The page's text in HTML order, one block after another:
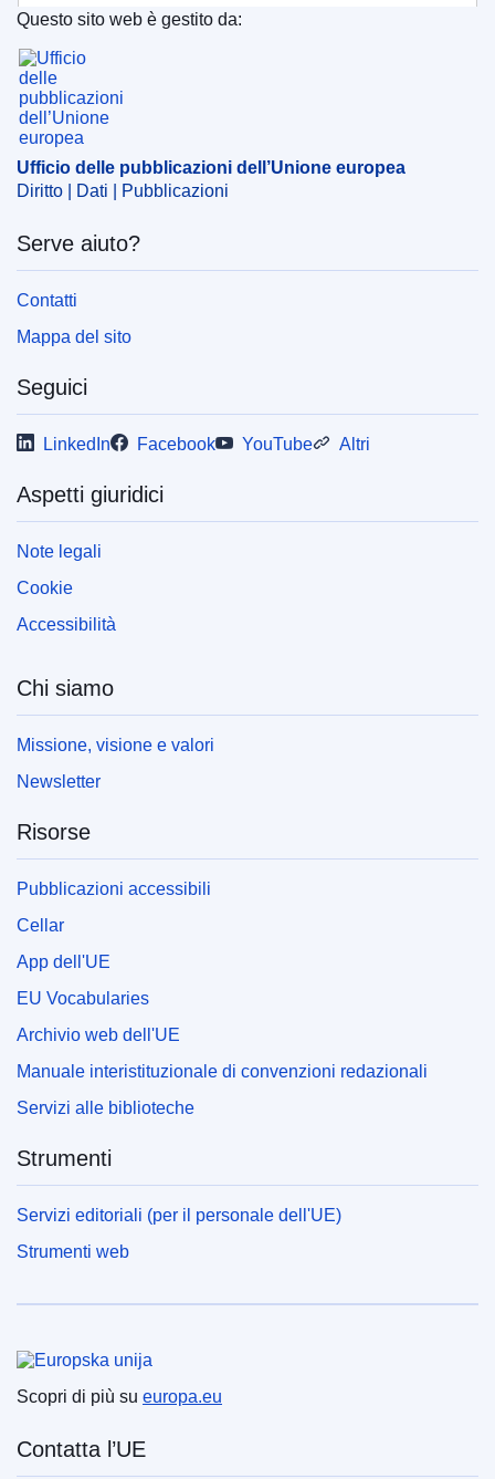
ECLI : ECLI:EU:C:2025:603
Ufficio delle pubblicazioni dell’Unione europea
Questo sito web è gestito da:
Ufficio delle pubblicazioni dell’Unione europea
Diritto | Dati | Pubblicazioni
Serve aiuto?
Contatti
Mappa del sito
Seguici
LinkedIn Facebook YouTube Altri
Aspetti giuridici
Note legali
Cookie
Accessibilità
Chi siamo
Missione, visione e valori
Newsletter
Risorse
Pubblicazioni accessibili
Cellar
App dell'UE
EU Vocabularies
Archivio web dell'UE
Manuale interistituzionale di convenzioni redazionali
Servizi alle biblioteche
Strumenti
Servizi editoriali (per il personale dell'UE)
Strumenti web
Scopri di più su europa.eu
Contatta l’UE